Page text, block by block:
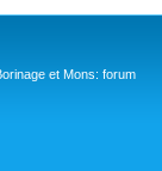
et Mons: forum